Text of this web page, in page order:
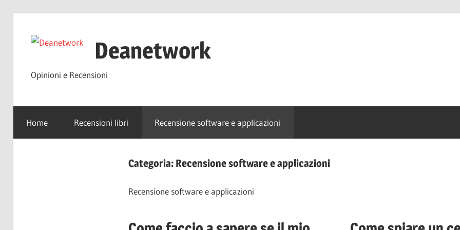
Deanetwork
Opinioni e Recensioni
Home Recensioni libri Recensione software e applicazioni
Categoria: Recensione software e applicazioni
Recensione software e applicazioni